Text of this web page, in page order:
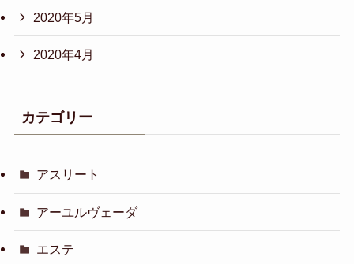
2020年5月
2020年4月
カテゴリー
アスリート
アーユルヴェーダ
エステ